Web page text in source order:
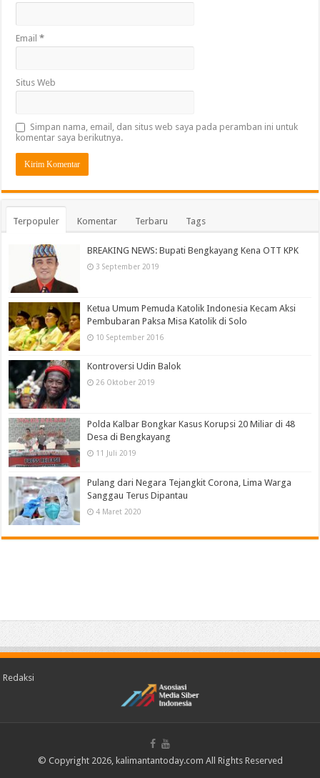
Email*
Situs Web
Simpan nama, email, dan situs web saya pada peramban ini untuk
komentar saya berikutnya.
Terpopuler Komentar Terbaru Tags
BREAKING NEWS: Bupati Bengkayang Kena OTT KPK
3 September 2019
Ketua Umum Pemuda Katolik Indonesia Kecam Aksi
Pembubaran Paksa Misa Katolik di Solo
10 September 2016
Kontroversi Udin Balok
26 Oktober 2019
Polda Kalbar Bongkar Kasus Korupsi 20 Miliar di 48
Desa di Bengkayang
11 Juli 2019
Pulang dari Negara Tejangkit Corona, Lima Warga
Sanggau Terus Dipantau
4 Maret 2020
Redaksi
© Copyright 2026, kalimantantoday.com All Rights Reserved